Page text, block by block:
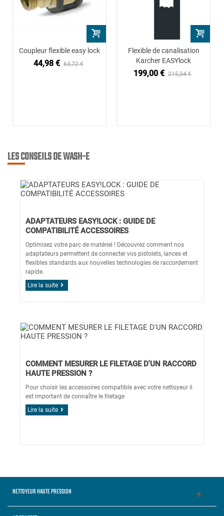
Coupleur flexible easy lock
44,98 € 63,72 €
Flexible de canalisation
Karcher EASYlock
199,00 € 215,34 €
LES CONSEILS DE WASH-E
ADAPTATEURS EASY!LOCK : GUIDE DE
COMPATIBILITÉ ACCESSOIRES
Optimisez votre parc de matériel ! Découvrez comment nos
adaptateurs permettent de connecter vos pistolets, lances et
flexibles standards aux nouvelles technologies de raccordement
rapide.
Lire la suite
COMMENT MESURER LE FILETAGE D'UN RACCORD
HAUTE PRESSION ?
Pour choisir les accessoires compatible avec votre nettoyeur il
est important de connaître le filetage
Lire la suite
NETTOYEUR HAUTE PRESSION